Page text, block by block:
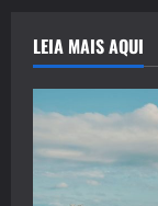
LEIA MAIS AQUI